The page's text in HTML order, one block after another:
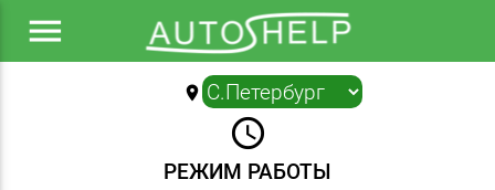
menu
location_on ▼
query_builder
РЕЖИМ РАБОТЫ